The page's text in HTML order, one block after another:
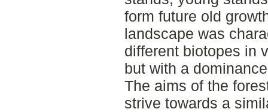
form future old
landscape was
different biotopes in
but with a
The aims of the
strive towards a